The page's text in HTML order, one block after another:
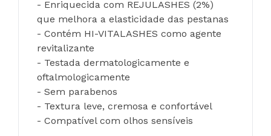
- Enriquecida com REJULASHES (2%)
que melhora a elasticidade das pestanas
- Contém HI-VITALASHES como agente
revitalizante
- Testada dermatologicamente e
oftalmologicamente
- Sem parabenos
- Textura leve, cremosa e confortável
- Compatível com olhos sensíveis